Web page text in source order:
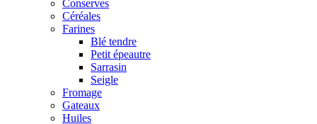
Conserves
Céréales
Farines
Blé tendre
Petit épeautre
Sarrasin
Seigle
Fromage
Gateaux
Huiles